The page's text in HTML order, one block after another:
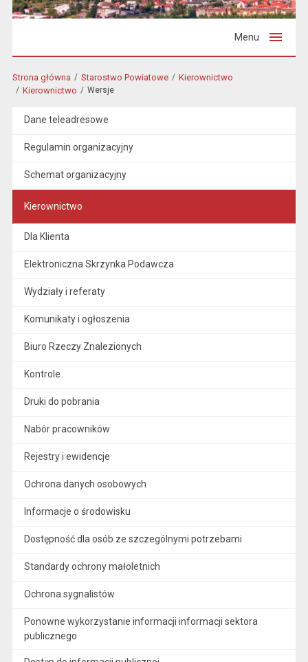
Menu
Strona główna Starostwo Powiatowe
Kierownictwo
Kierownictwo
Wersje
Dane teleadresowe
Regulamin organizacyjny
Schemat organizacyjny
Kierownictwo
Dla Klienta
Elektroniczna Skrzynka Podawcza
Wydziały i referaty
Komunikaty i ogłoszenia
Biuro Rzeczy Znalezionych
Kontrole
Druki do pobrania
Nabór pracowników
Rejestry i ewidencje
Ochrona danych osobowych
Informacje o środowisku
Dostępność dla osób ze szczególnymi potrzebami
Standardy ochrony małoletnich
Ochrona sygnalistów
Ponowne wykorzystanie informacji informacji sektora
publicznego